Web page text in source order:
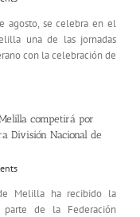
agosto, se celebra en el
una de las jornadas
con la celebración de
competirá por
División Nacional de
Melilla ha recibido la
de la Federación